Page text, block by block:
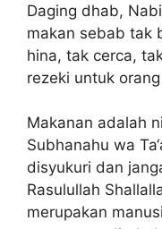
Daging dhab,
makan sebab tak
hina, tak cerca,
rezeki untuk
Makanan adalah
Subhanahu wa
disyukuri dan
Rasulullah
merupakan